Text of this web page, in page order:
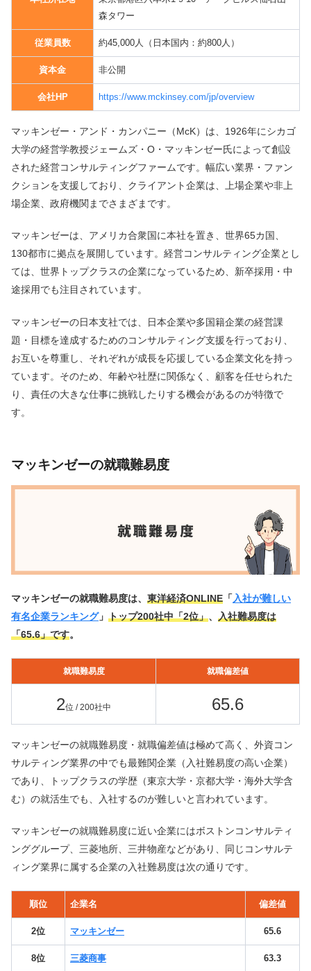
森タワー
従業員数 約45,000人（日本国内：約800人）
資本金 非公開
会社HP https://www.mckinsey.com/jp/overview
マッキンゼー・アンド・カンパニー（McK）は、1926年にシカゴ
大学の経営学教授ジェームズ・O・マッキンゼー氏によって創設
された経営コンサルティングファームです。幅広い業界・ファン
クションを支援しており、クライアント企業は、上場企業や非上
場企業、政府機関までさまざまです。
マッキンゼーは、アメリカ合衆国に本社を置き、世界65カ国、
130都市に拠点を展開しています。経営コンサルティング企業とし
ては、世界トップクラスの企業になっているため、新卒採用・中
途採用でも注目されています。
マッキンゼーの日本支社では、日本企業や多国籍企業の経営課
題・目標を達成するためのコンサルティング支援を行っており、
お互いを尊重し、それぞれが成長を応援している企業文化を持っ
ています。そのため、年齢や社歴に関係なく、顧客を任せられた
り、責任の大きな仕事に挑戦したりする機会があるのが特徴で
す。
マッキンゼーの就職難易度
マッキンゼーの就職難易度は、 東洋経済ONLINE 「 入社が難しい
有名企業ランキング」 トップ200社中「2位」、 入社難易度は
「65.6」です。
就職難易度 就職偏差値
2位 / 200社中 65.6
マッキンゼーの就職難易度・就職偏差値は極めて高く、外資コン
サルティング業界の中でも最難関企業（入社難易度の高い企業）
であり、トップクラスの学歴（東京大学・京都大学・海外大学含
む）の就活生でも、入社するのが難しいと言われています。
マッキンゼーの就職難易度に近い企業にはボストンコンサルティ
ンググループ、三菱地所、三井物産などがあり、同じコンサルテ
ィング業界に属する企業の入社難易度は次の通りです。
順位 企業名 偏差値
2位 マッキンゼー 65.6
8位 三菱商事 63.3